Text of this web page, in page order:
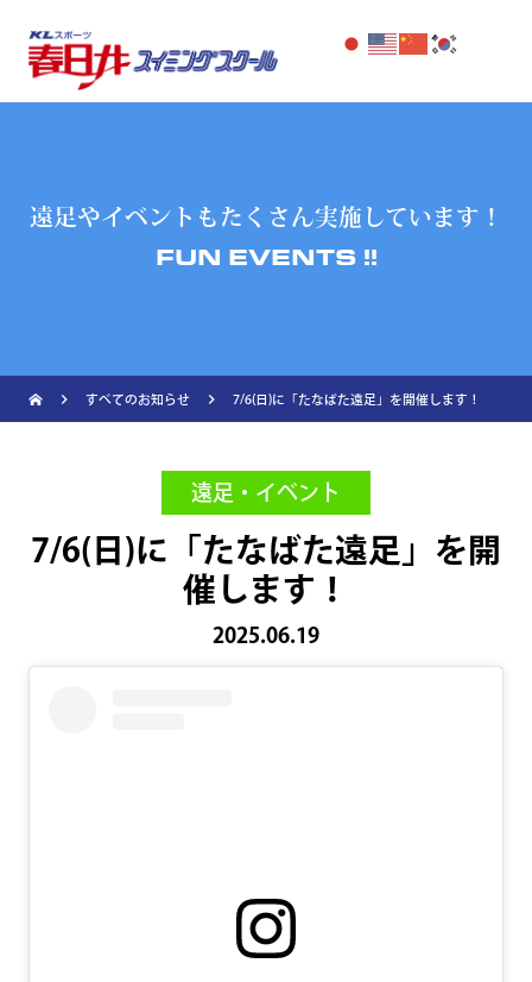
遠足やイベントもたくさん実施しています！
FUN EVENTS !!
navigate_next すべてのお知らせ navigate_next 7/6(日)に「たなばた遠足」を開催します！
遠足・イベント
7/6(日)に「たなばた遠足」を開
催します！
2025.06.19